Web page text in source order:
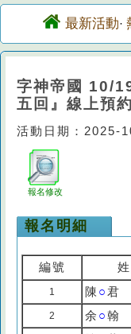
最新活動·
字神帝國 10/
五回』線上預
活動日期：2025-
報名修改
報名明細
編號
1 陳 ○君
2 余 ○翰